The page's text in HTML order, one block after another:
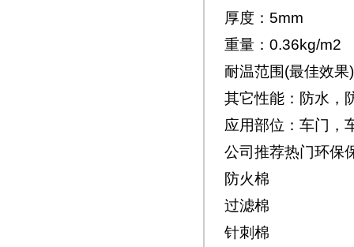
厚度：5mm
重量：0.36kg/m2
耐温范围(最佳效
其它性能：防水，
应用部位：车门，
公司推荐热门环保
防火棉
过滤棉
针刺棉